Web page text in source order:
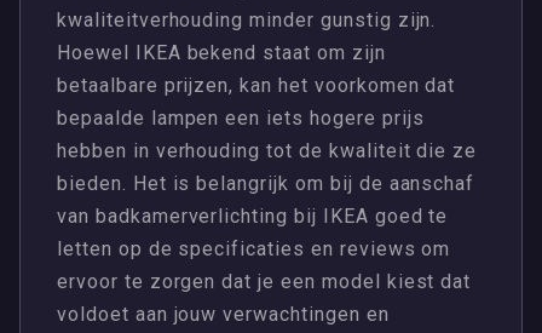
kwaliteitverhouding minder gunstig zijn.
Hoewel IKEA bekend staat om zijn
betaalbare prijzen, kan het voorkomen dat
bepaalde lampen een iets hogere prijs
hebben in verhouding tot de kwaliteit die ze
bieden. Het is belangrijk om bij de aanschaf
van badkamerverlichting bij IKEA goed te
letten op de specificaties en reviews om
ervoor te zorgen dat je een model kiest dat
voldoet aan jouw verwachtingen en